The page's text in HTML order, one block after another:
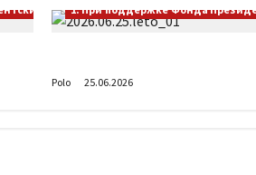
грантов1. При поддержке Фонда
Polo 25.06.2026